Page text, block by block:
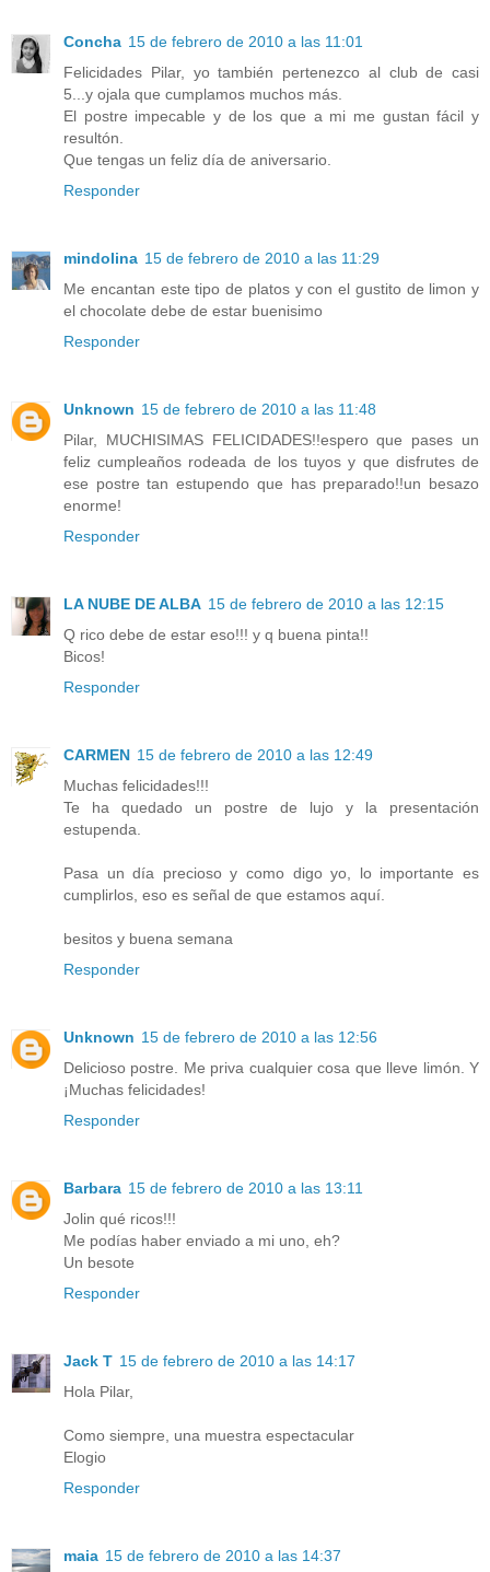
Concha 15 de febrero de 2010 a las 11:01
Felicidades Pilar, yo también pertenezco al club de casi
5...y ojala que cumplamos muchos más.
El postre impecable y de los que a mi me gustan fácil y
resultón.
Que tengas un feliz día de aniversario.
Responder
mindolina 15 de febrero de 2010 a las 11:29
Me encantan este tipo de platos y con el gustito de limon y
el chocolate debe de estar buenisimo
Responder
Unknown 15 de febrero de 2010 a las 11:48
Pilar, MUCHISIMAS FELICIDADES!!espero que pases un
feliz cumpleaños rodeada de los tuyos y que disfrutes de
ese postre tan estupendo que has preparado!!un besazo
enorme!
Responder
LA NUBE DE ALBA 15 de febrero de 2010 a las 12:15
Q rico debe de estar eso!!! y q buena pinta!!
Bicos!
Responder
CARMEN 15 de febrero de 2010 a las 12:49
Muchas felicidades!!!
Te ha quedado un postre de lujo y la presentación
estupenda.
Pasa un día precioso y como digo yo, lo importante es
cumplirlos, eso es señal de que estamos aquí.
besitos y buena semana
Responder
Unknown 15 de febrero de 2010 a las 12:56
Delicioso postre. Me priva cualquier cosa que lleve limón. Y
¡Muchas felicidades!
Responder
Barbara 15 de febrero de 2010 a las 13:11
Jolin qué ricos!!!
Me podías haber enviado a mi uno, eh?
Un besote
Responder
Jack T 15 de febrero de 2010 a las 14:17
Hola Pilar,
Como siempre, una muestra espectacular
Elogio
Responder
maia 15 de febrero de 2010 a las 14:37